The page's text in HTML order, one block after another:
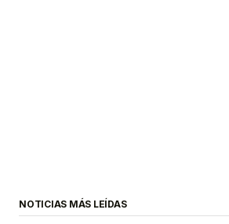
NOTICIAS MÁS LEÍDAS